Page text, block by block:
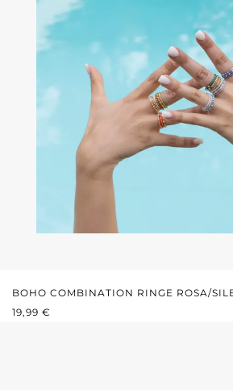
BOHO COMBINATION RINGE ROSA/
REGULÄRER PREIS:
19,99 €